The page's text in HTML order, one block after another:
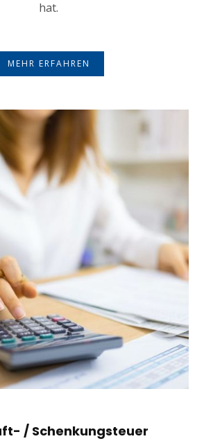
hat.
MEHR ERFAHREN
/ Schenkungsteuer